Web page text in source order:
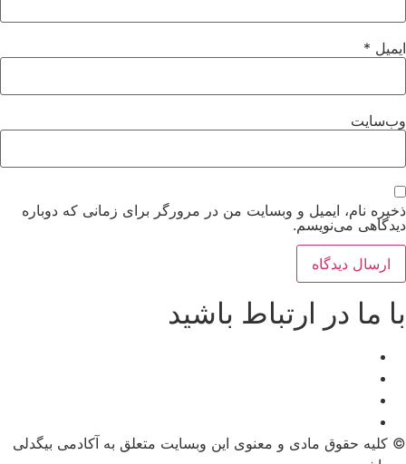
ایمیل *
وب‌سایت
ذخیره نام، ایمیل و وبسایت من در مرورگر برای زمانی که دوباره
دیدگاهی می‌نویسم.
با ما در ارتباط باشید
© کلیه حقوق مادی و معنوی این وبسایت متعلق به آکادمی بیگدلی